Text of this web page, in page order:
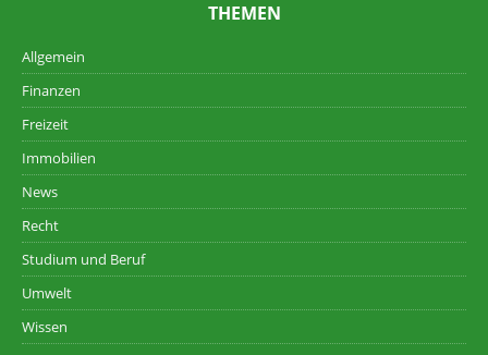
THEMEN
Allgemein
Finanzen
Freizeit
Immobilien
News
Recht
Studium und Beruf
Umwelt
Wissen